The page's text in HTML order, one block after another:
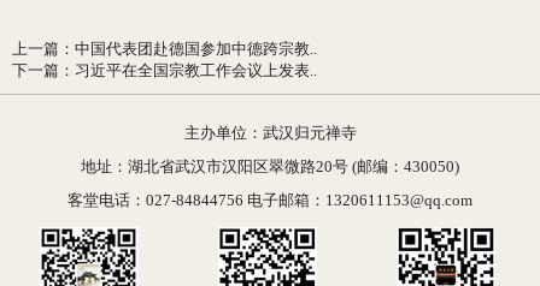
上一篇 ： 中国代表团赴德国参加中德跨宗教..
下一篇 ： 习近平在全国宗教工作会议上发表..
主办单位：武汉归元禅寺
地址：湖北省武汉市汉阳区翠微路20号 (邮编：430050)
客堂电话：027-84844756 电子邮箱：1320611153@qq.com